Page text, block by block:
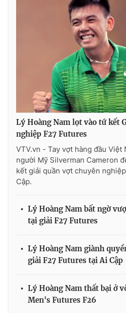
Lý Hoàng Nam lọt vào tứ kết
nghiệp F27 Futures
VTV.vn - Tay vợt hàng đầu Việt
người Mỹ Silverman Cameron
kết giải quần vợt chuyên
Cập.
Lý Hoàng Nam bất ngờ
tại giải F27 Futures
Lý Hoàng Nam giành
giải F27 Futures tại Ai Cập
Lý Hoàng Nam thất bại ở
Men's Futures F26